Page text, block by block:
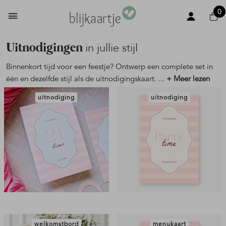
0
Uitnodigingen in jullie stijl
Binnenkort tijd voor een feestje? Ontwerp een complete set in
één en dezelfde stijl als de uitnodigingskaart. ... + Meer lezen
uitnodiging uitnodiging
welkomstbord menukaart